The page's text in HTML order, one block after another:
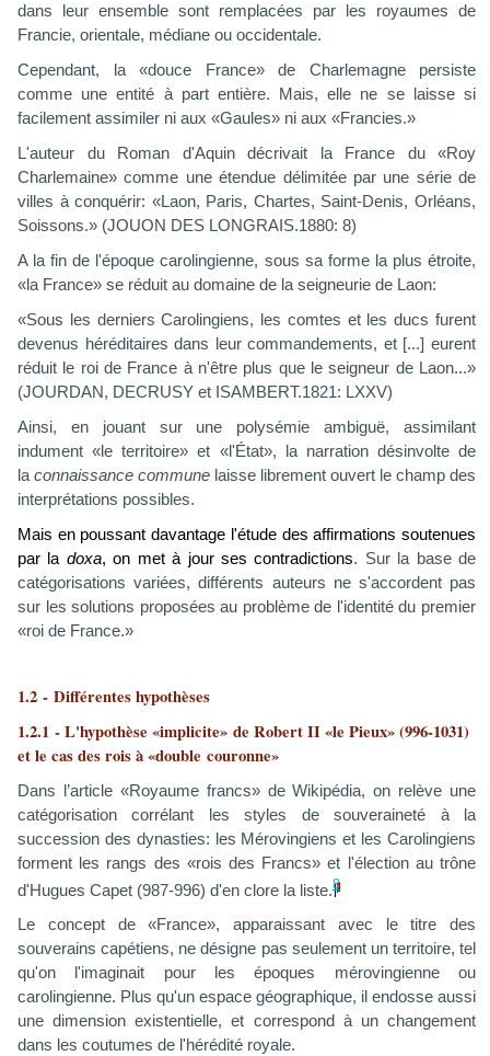
dans leur ensemble sont remplacées par les royaumes de
Francie, orientale, médiane ou occidentale.
Cependant, la «douce France» de Charlemagne persiste
comme une entité à part entière. Mais, elle ne se laisse si
facilement assimiler ni aux «Gaules» ni aux «Francies.»
L'auteur du Roman d'Aquin décrivait la France du «Roy
Charlemaine» comme une étendue délimitée par une série de
villes à conquérir: «Laon, Paris, Chartes, Saint-Denis, Orléans,
Soissons.» (JOUON DES LONGRAIS.1880: 8)
A la fin de l'époque carolingienne, sous sa forme la plus étroite,
«la France» se réduit au domaine de la seigneurie de Laon:
«Sous les derniers Carolingiens, les comtes et les ducs furent
devenus héréditaires dans leur commandements, et [...] eurent
réduit le roi de France à n'être plus que le seigneur de Laon...»
(JOURDAN, DECRUSY et ISAMBERT.1821: LXXV)
Ainsi, en jouant sur une polysémie ambiguë, assimilant
indument «le territoire» et «l'État», la narration désinvolte de
la connaissance commune laisse librement ouvert le champ des
interprétations possibles.
Mais en poussant davantage l'étude des affirmations soutenues
par la doxa, on met à jour ses contradictions. Sur la base de
catégorisations variées, différents auteurs ne s'accordent pas
sur les solutions proposées au problème de l'identité du premier
«roi de France.»
1.2 - Différentes hypothèses
1.2.1 - L'hypothèse «implicite» de Robert II «le Pieux» (996-1031)
et le cas des rois à «double couronne»
Dans l’article «Royaume francs» de Wikipédia, on relève une
catégorisation corrélant les styles de souveraineté à la
succession des dynasties: les Mérovingiens et les Carolingiens
forment les rangs des «rois des Francs» et l'élection au trône
d'Hugues Capet (987-996) d'en clore la liste.8
Le concept de «France», apparaissant avec le titre des
souverains capétiens, ne désigne pas seulement un territoire, tel
qu'on l'imaginait pour les époques mérovingienne ou
carolingienne. Plus qu'un espace géographique, il endosse aussi
une dimension existentielle, et correspond à un changement
dans les coutumes de l'hérédité royale.